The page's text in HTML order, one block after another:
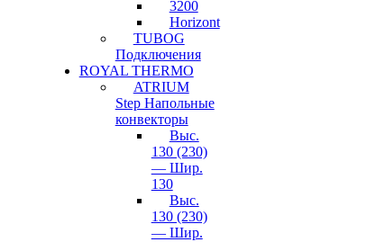
3200
Horizont
TUBOG
Подключения
ROYAL THERMO
ATRIUM
Step Напольные
конвекторы
Выс.
130 (230)
— Шир.
130
Выс.
130 (230)
— Шир.